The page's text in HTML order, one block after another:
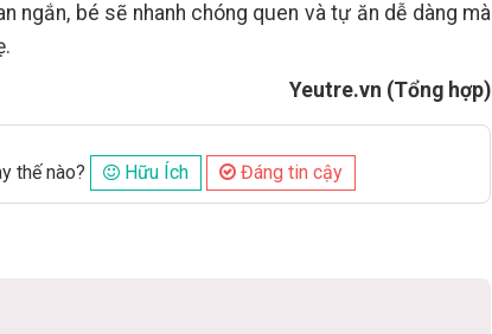
ngắn, bé sẽ nhanh chóng quen và tự ăn dễ dàng mà
Yeutre.vn (Tổng hợp)
thế nào? Hữu Ích Đáng tin cậy